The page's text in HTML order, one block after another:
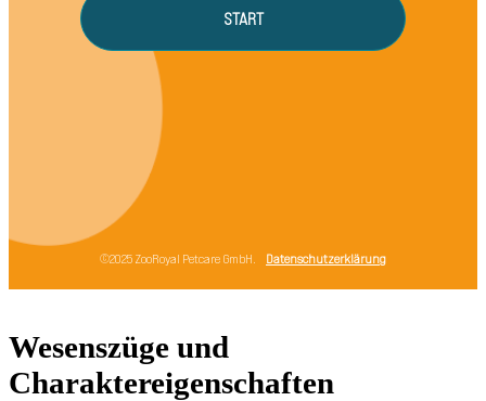
Wesenszüge und
Charaktereigenschaften